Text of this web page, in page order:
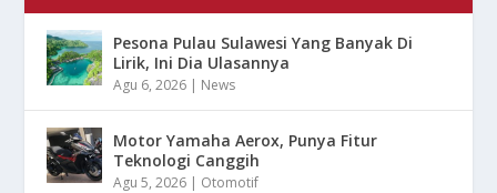
Pesona Pulau Sulawesi Yang Banyak Di
Lirik, Ini Dia Ulasannya
Agu 6, 2026 | News
Motor Yamaha Aerox, Punya Fitur
Teknologi Canggih
Agu 5, 2026 | Otomotif